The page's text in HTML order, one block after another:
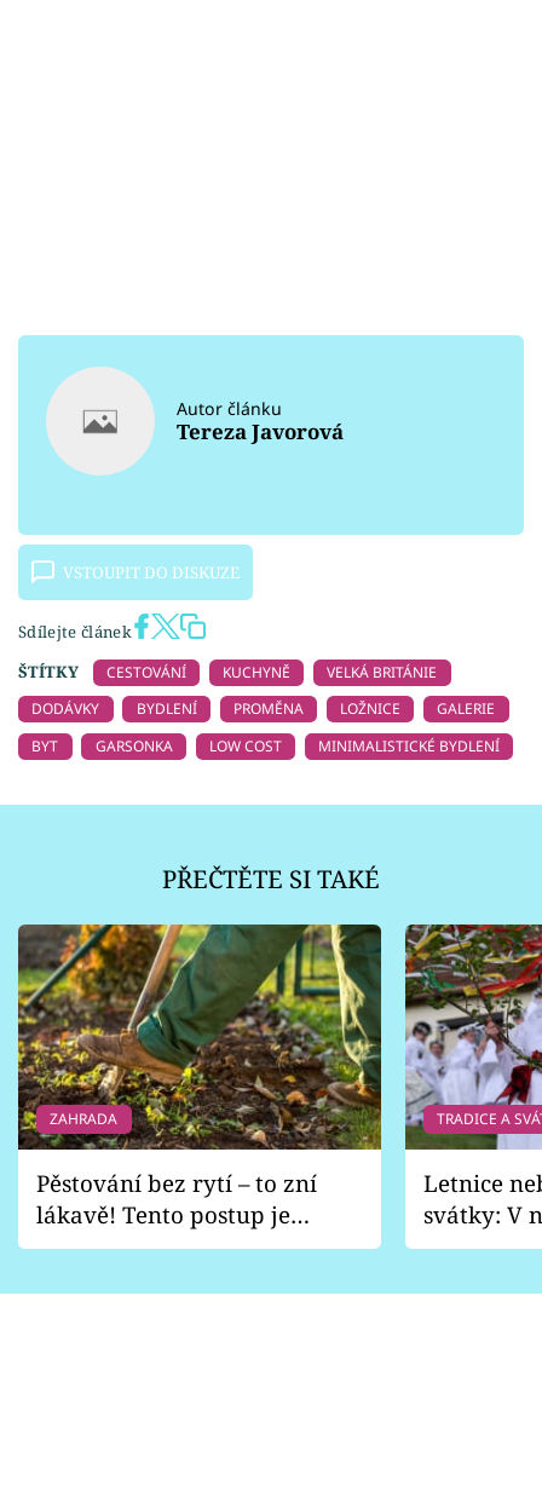
Autor článku
Tereza Javorová
VSTOUPIT DO DISKUZE
Sdílejte článek
ŠTÍTKY
CESTOVÁNÍ KUCHYNĚ
VELKÁ BRITÁNIE
DODÁVKY
BYDLENÍ PROMĚNA LOŽNICE
GALERIE
BYT
GARSONKA LOW COST MINIMALISTICKÉ BYDLENÍ
PŘEČTĚTE SI TAKÉ
ZAHRADA
Pěstování bez rytí – to zní
lákavě! Tento postup je
vhodný jen pro některé
TRADICE A
Letnice
svátky: V
pondělí